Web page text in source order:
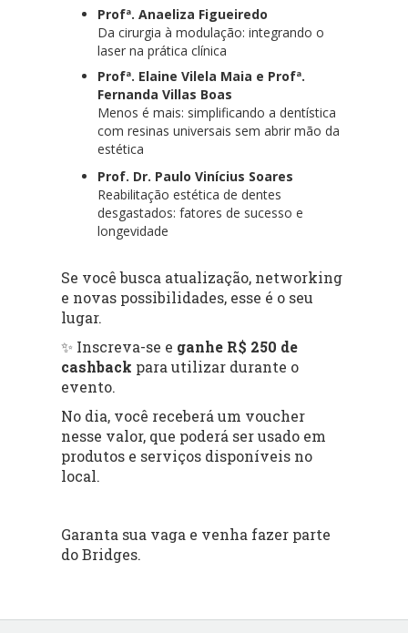
Profª. Anaeliza Figueiredo
Da cirurgia à modulação: integrando o
laser na prática clínica
Profª. Elaine Vilela Maia e Profª.
Fernanda Villas Boas
Menos é mais: simplificando a dentística
com resinas universais sem abrir mão da
estética
Prof. Dr. Paulo Vinícius Soares
Reabilitação estética de dentes
desgastados: fatores de sucesso e
longevidade
Se você busca atualização, networking
e novas possibilidades, esse é o seu
lugar.
✨ Inscreva-se e ganhe R$ 250 de
cashback para utilizar durante o
evento.
No dia, você receberá um voucher
nesse valor, que poderá ser usado em
produtos e serviços disponíveis no
local.
Garanta sua vaga e venha fazer parte
do Bridges.